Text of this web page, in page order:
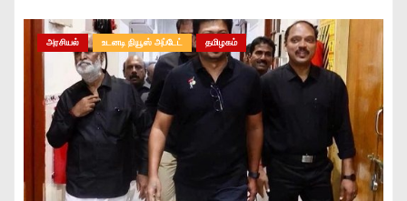
அரசியல் உடனடி நியூஸ் அப்டேட் தமிழகம்